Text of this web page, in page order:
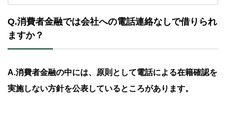
Q.消費者金融では会社への電話連絡なしで借りられ
ますか？
A.消費者金融の中には、原則として電話による在籍確認を
実施しない方針を公表しているところがあります。